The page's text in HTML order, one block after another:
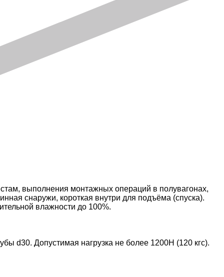
выполнения монтажных операций в полувагонах,
снаружи, короткая внутри для подъёма (спуска).
влажности до 100%.
d30. Допустимая нагрузка не более 1200Н (120 кгс).